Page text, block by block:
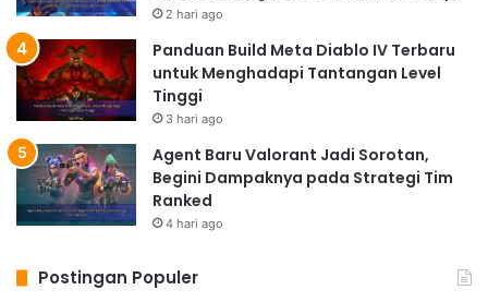
2 hari ago
Panduan Build Meta Diablo IV Terbaru
untuk Menghadapi Tantangan Level
Tinggi
3 hari ago
Agent Baru Valorant Jadi Sorotan,
Begini Dampaknya pada Strategi Tim
Ranked
4 hari ago
Postingan Populer